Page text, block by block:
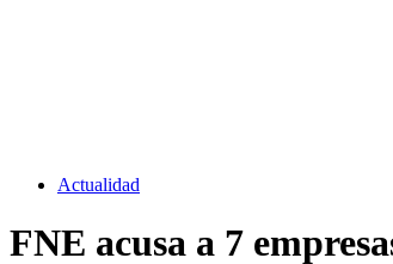
Actualidad
FNE acusa a 7